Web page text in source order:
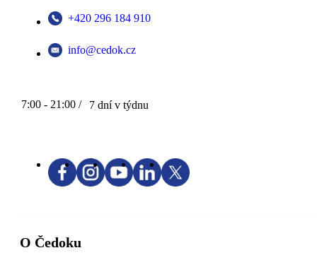
+420 296 184 910
info@cedok.cz
7:00 - 21:00 / 7 dní v týdnu
O Čedoku